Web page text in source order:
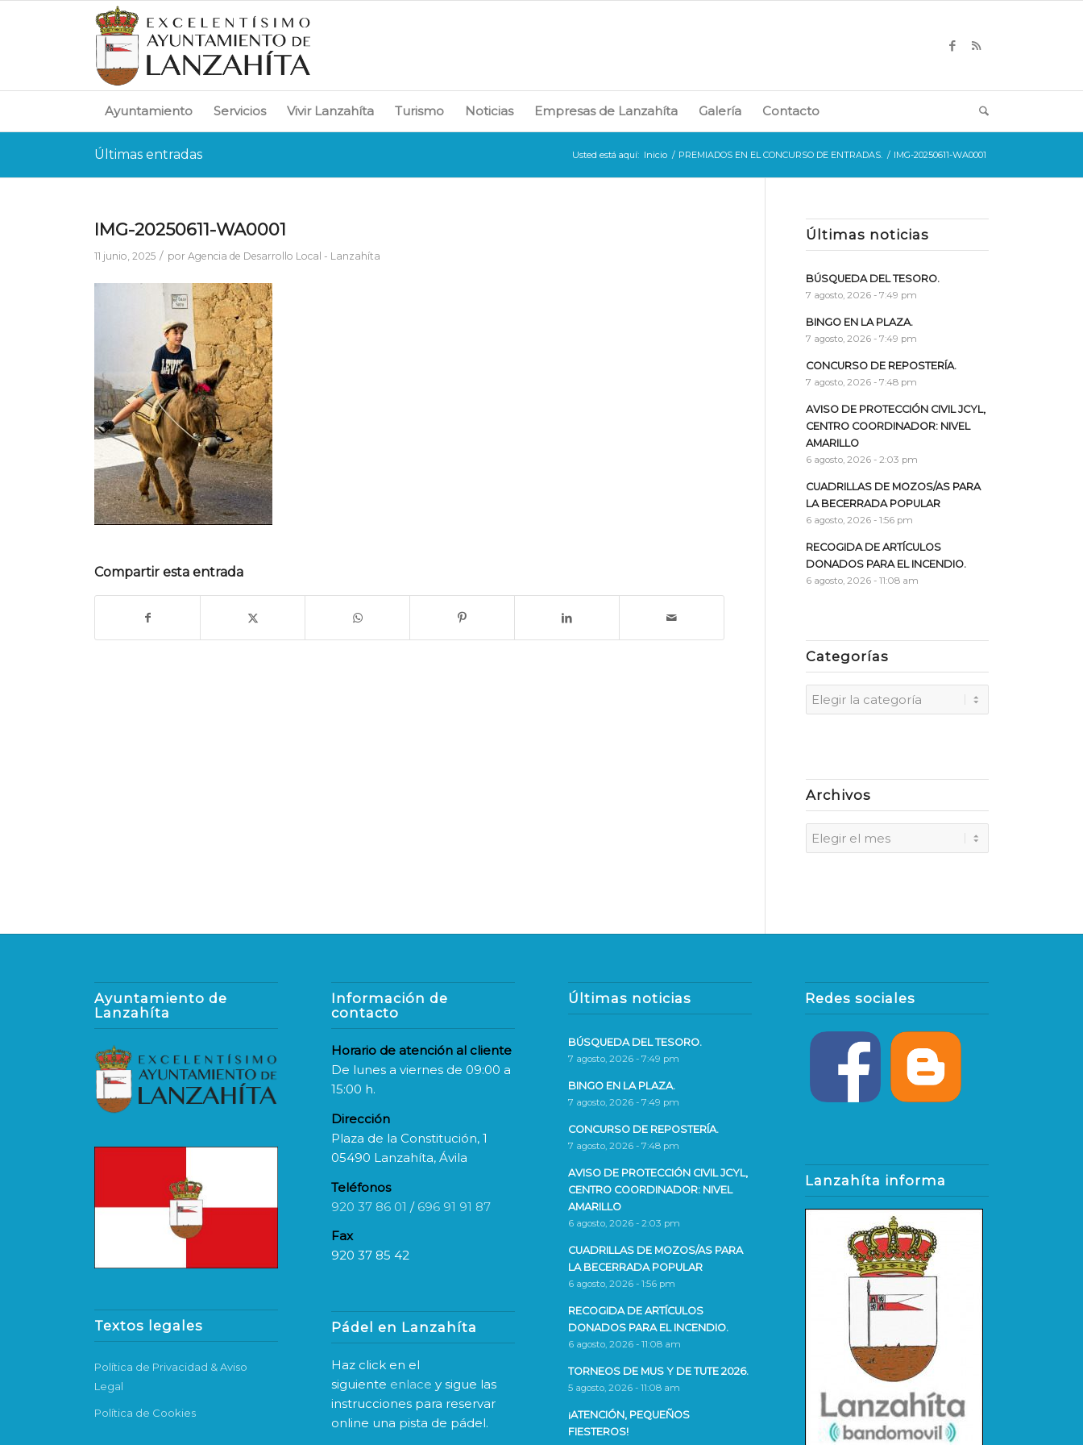
Ayuntamiento Servicios Vivir Lanzahíta Turismo Noticias Empresas de Lanzahíta Galería Contacto
Últimas entradas Usted está aquí: Inicio / PREMIADOS EN EL CONCURSO DE ENTRADAS. / IMG-20250611-WA0001
IMG-20250611-WA0001
11 junio, 2025 / porAgencia de Desarrollo Local - Lanzahíta
Compartir esta entrada
Últimas noticias
BÚSQUEDA DEL TESORO.
7 agosto, 2026 - 7:49 pm
BINGO EN LA PLAZA.
7 agosto, 2026 - 7:49 pm
CONCURSO DE REPOSTERÍA.
7 agosto, 2026 - 7:48 pm
AVISO DE PROTECCIÓN CIVIL JCYL,
CENTRO COORDINADOR: NIVEL
AMARILLO
6 agosto, 2026 - 2:03 pm
CUADRILLAS DE MOZOS/AS PARA
LA BECERRADA POPULAR
6 agosto, 2026 - 1:56 pm
RECOGIDA DE ARTÍCULOS
DONADOS PARA EL INCENDIO.
6 agosto, 2026 - 11:08 am
Categorías
Categorías
Archivos
Ayuntamiento de
Lanzahíta
Textos legales
Política de Privacidad & Aviso
Legal
Política de Cookies
Información de
contacto
Horario de atención al cliente
De lunes a viernes de 09:00 a
15:00 h.
Dirección
Plaza de la Constitución, 1
05490 Lanzahíta, Ávila
Teléfonos
920 37 86 01 / 696 91 91 87
Fax
920 37 85 42
Pádel en Lanzahíta
Haz click en el
siguiente enlace y sigue las
instrucciones para reservar
online una pista de pádel.
Últimas noticias
BÚSQUEDA DEL TESORO.
7 agosto, 2026 - 7:49 pm
BINGO EN LA PLAZA.
7 agosto, 2026 - 7:49 pm
CONCURSO DE REPOSTERÍA.
7 agosto, 2026 - 7:48 pm
AVISO DE PROTECCIÓN CIVIL JCYL,
CENTRO COORDINADOR: NIVEL
AMARILLO
6 agosto, 2026 - 2:03 pm
CUADRILLAS DE MOZOS/AS PARA
LA BECERRADA POPULAR
6 agosto, 2026 - 1:56 pm
RECOGIDA DE ARTÍCULOS
DONADOS PARA EL INCENDIO.
6 agosto, 2026 - 11:08 am
TORNEOS DE MUS Y DE TUTE 2026.
5 agosto, 2026 - 11:08 am
¡ATENCIÓN, PEQUEÑOS
FIESTEROS!
Redes sociales
Lanzahíta informa